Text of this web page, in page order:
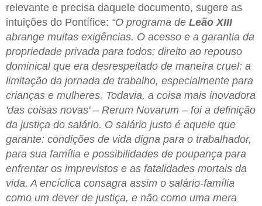
relevante e precisa daquele documento, sugere as
intuições do Pontífice: “O programa de Leão XIII
abrange muitas exigências. O acesso e a garantia da
propriedade privada para todos; direito ao repouso
dominical que era desrespeitado de maneira cruel; a
limitação da jornada de trabalho, especialmente para
crianças e mulheres. Todavia, a coisa mais inovadora
'das coisas novas' – Rerum Novarum – foi a definição
da justiça do salário. O salário justo é aquele que
garante: condições de vida digna para o trabalhador,
para sua família e possibilidades de poupança para
enfrentar os imprevistos e as fatalidades mortais da
vida. A encíclica consagra assim o salário-família
como um dever de justiça, e não como uma mera